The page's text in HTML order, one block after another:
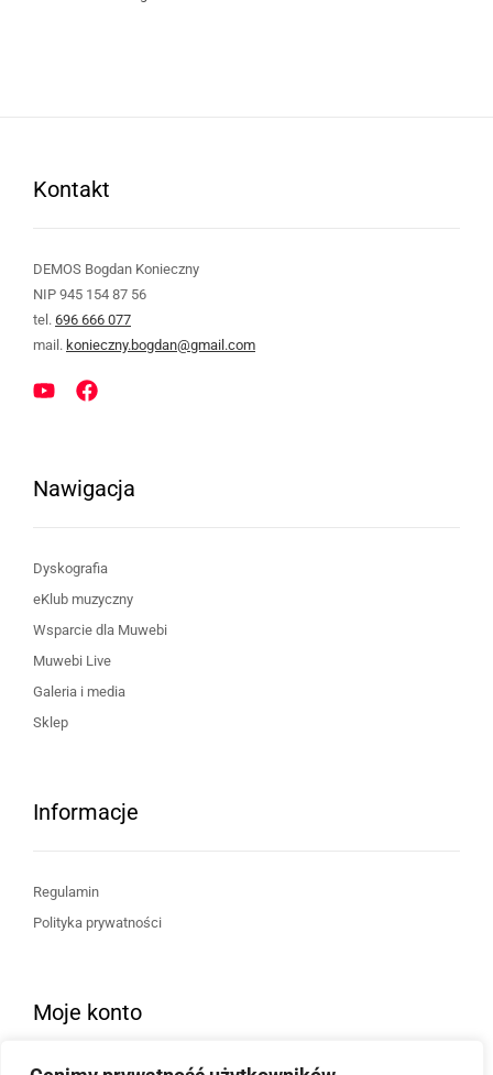
Kontakt
DEMOS Bogdan Konieczny
NIP 945 154 87 56
tel. 696 666 077
mail. konieczny.bogdan@gmail.com
Nawigacja
Dyskografia
eKlub muzyczny
Wsparcie dla Muwebi
Muwebi Live
Galeria i media
Sklep
Informacje
Regulamin
Polityka prywatności
Moje konto